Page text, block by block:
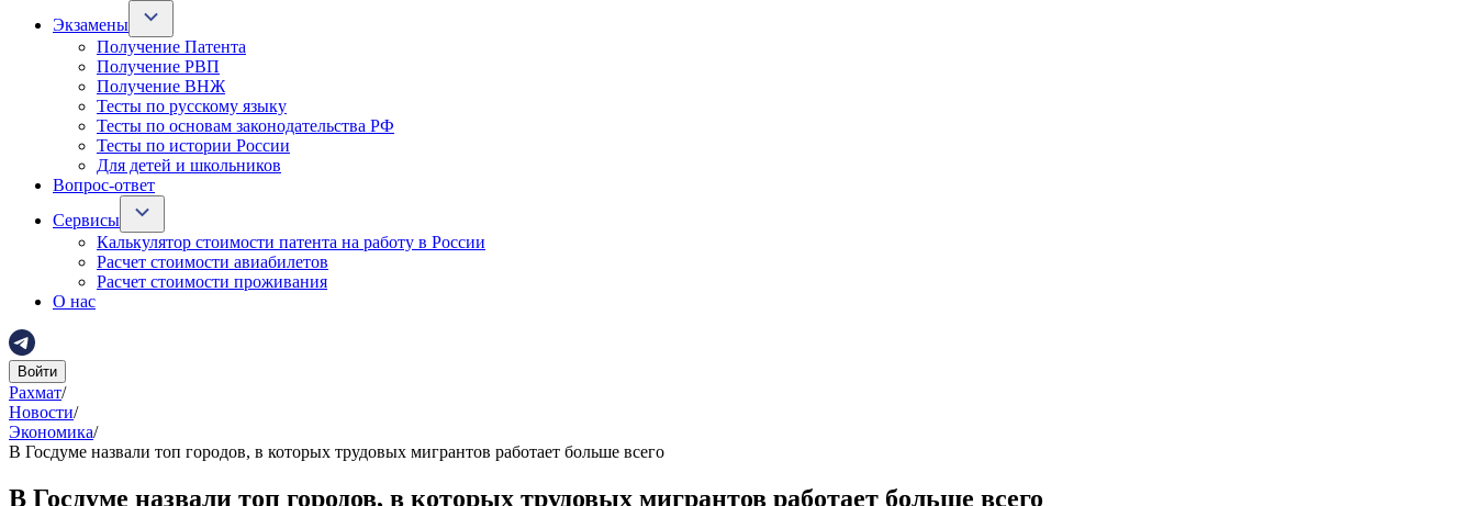
Экзамены
Получение Патента
Получение РВП
Получение ВНЖ
Тесты по русскому языку
Тесты по основам законодательства РФ
Тесты по истории России
Для детей и школьников
Вопрос-ответ
Сервисы
Калькулятор стоимости патента на работу в России
Расчет стоимости авиабилетов
Расчет стоимости проживания
О нас
Войти
Рахмат/
Новости/
Экономика/
В Госдуме назвали топ городов, в которых трудовых мигрантов работает больше всего
В Госдуме назвали топ городов, в которых трудовых мигрантов работает больше всего